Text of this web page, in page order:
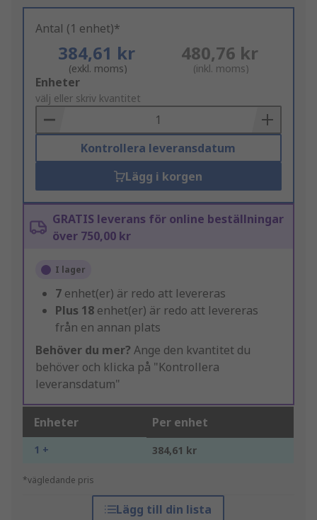
Antal (1 enhet)*
384,61 kr
(exkl. moms)
480,76 kr
(inkl. moms)
Add
to
Basket
Enheter
välj eller skriv kvantitet
Kontrollera leveransdatum
Lägg i korgen
GRATIS leverans för online beställningar
över 750,00 kr
I lager
7 enhet(er) är redo att levereras
Plus 18 enhet(er) är redo att levereras
från en annan plats
Behöver du mer? Ange den kvantitet du
behöver och klicka på "Kontrollera
leveransdatum"
Enheter Per enhet
1 + 384,61 kr
*vägledande pris
Lägg till din lista